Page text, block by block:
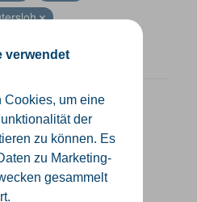
verwendet
Cookies, um eine
der
zu können. Es
zu Marketing-
gesammelt
aus dem ALKIS-